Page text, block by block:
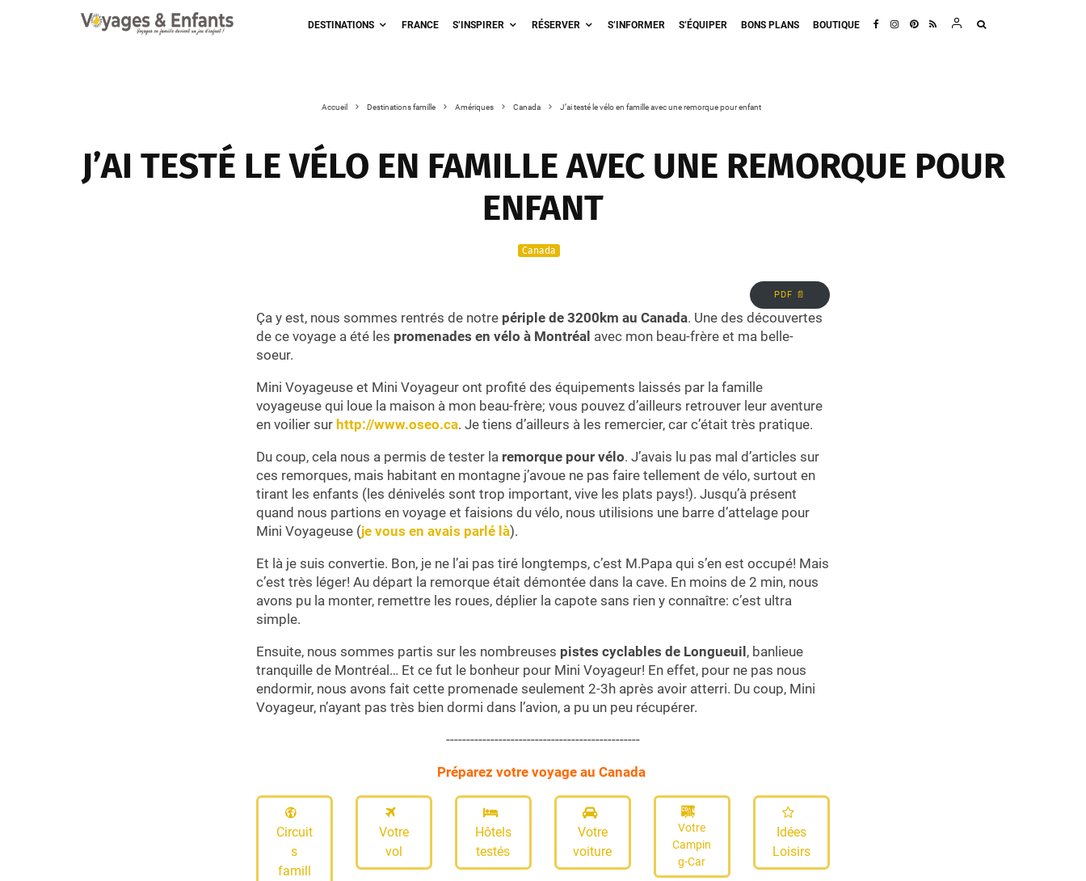
DESTINATIONS FRANCE S’INSPIRER RÉSERVER S’INFORMER S’ÉQUIPER BONS PLANS BOUTIQUE
Accueil Destinations famille Amériques Canada J’ai testé le vélo en famille avec une remorque pour enfant
J’AI TESTÉ LE VÉLO EN FAMILLE AVEC UNE REMORQUE POUR
ENFANT
Canada
PDF 📄
Ça y est, nous sommes rentrés de notre périple de 3200km au Canada. Une des découvertes
de ce voyage a été les promenades en vélo à Montréal avec mon beau-frère et ma belle-
soeur.
Mini Voyageuse et Mini Voyageur ont profité des équipements laissés par la famille
voyageuse qui loue la maison à mon beau-frère; vous pouvez d’ailleurs retrouver leur aventure
en voilier sur http://www.oseo.ca. Je tiens d’ailleurs à les remercier, car c’était très pratique.
Du coup, cela nous a permis de tester la remorque pour vélo. J’avais lu pas mal d’articles sur
ces remorques, mais habitant en montagne j’avoue ne pas faire tellement de vélo, surtout en
tirant les enfants (les dénivelés sont trop important, vive les plats pays!). Jusqu’à présent
quand nous partions en voyage et faisions du vélo, nous utilisions une barre d’attelage pour
Mini Voyageuse (je vous en avais parlé là).
Et là je suis convertie. Bon, je ne l’ai pas tiré longtemps, c’est M.Papa qui s’en est occupé! Mais
c’est très léger! Au départ la remorque était démontée dans la cave. En moins de 2 min, nous
avons pu la monter, remettre les roues, déplier la capote sans rien y connaître: c’est ultra
simple.
Ensuite, nous sommes partis sur les nombreuses pistes cyclables de Longueuil, banlieue
tranquille de Montréal… Et ce fut le bonheur pour Mini Voyageur! En effet, pour ne pas nous
endormir, nous avons fait cette promenade seulement 2-3h après avoir atterri. Du coup, Mini
Voyageur, n’ayant pas très bien dormi dans l’avion, a pu un peu récupérer.
------------------------------------------------
Préparez votre voyage au Canada
Circuit
s
famill
Votre
vol
Hôtels
testés
Votre
voiture
Votre
Campin
g-Car
Idées
Loisirs